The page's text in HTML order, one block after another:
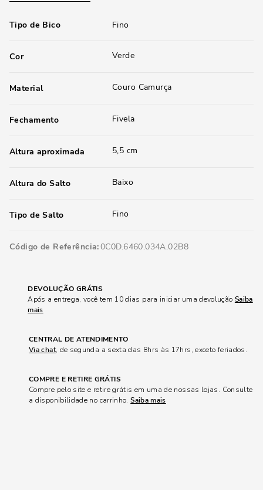
Tipo de Bico Fino
Cor Verde
Material Couro Camurça
Fechamento Fivela
Altura aproximada 5,5 cm
Altura do Salto Baixo
Tipo de Salto Fino
Código de Referência 0C0D.6460.034A.02B8
DEVOLUÇÃO GRÁTIS
Após a entrega, você tem 10 dias para iniciar uma devolução Saiba
mais
CENTRAL DE ATENDIMENTO
Via chat, de segunda a sexta das 8hrs às 17hrs, exceto feriados.
COMPRE E RETIRE GRÁTIS
Compre pelo site e retire grátis em uma de nossas lojas. Consulte
a disponibilidade no carrinho.Saiba mais